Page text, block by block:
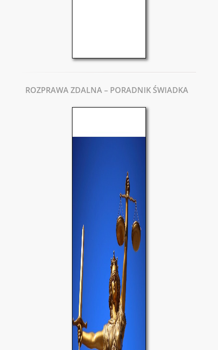
ROZPRAWA ZDALNA – PORADNIK ŚWIADKA